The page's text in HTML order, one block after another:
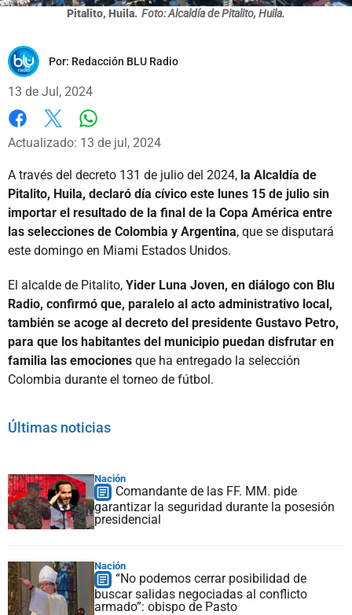
Pitalito, Huila. Foto: Alcaldía de Pitalito, Huila.
Por: Redacción BLU Radio
13 de Jul, 2024
Facebook
X
Actualizado: 13 de jul, 2024
A través del decreto 131 de julio del 2024, la Alcaldía de
Pitalito, Huila, declaró día cívico este lunes 15 de julio sin
importar el resultado de la final de la Copa América entre
las selecciones de Colombia y Argentina, que se disputará
este domingo en Miami Estados Unidos.
El alcalde de Pitalito, Yider Luna Joven, en diálogo con Blu
Radio, confirmó que, paralelo al acto administrativo local,
también se acoge al decreto del presidente Gustavo Petro,
para que los habitantes del municipio puedan disfrutar en
familia las emociones que ha entregado la selección
Colombia durante el torneo de fútbol.
Últimas noticias
Nación
Comandante de las FF. MM. pide
garantizar la seguridad durante la posesión
presidencial
Nación
“No podemos cerrar posibilidad de
buscar salidas negociadas al conflicto
armado”: obispo de Pasto